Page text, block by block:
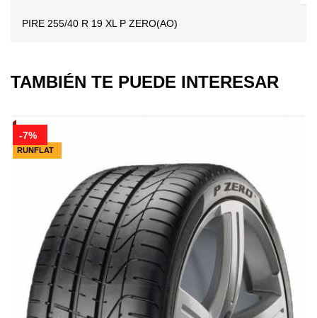
PIRE 255/40 R 19 XL P ZERO(AO)
TAMBIÉN TE PUEDE INTERESAR
RUNFLAT
-7%